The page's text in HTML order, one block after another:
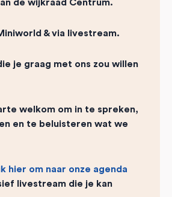
de wijkraad Centrum.
& via livestream.
je graag met ons zou willen
welkom om in te spreken,
en te beluisteren wat we
hier om naar onze agenda
livestream die je kan